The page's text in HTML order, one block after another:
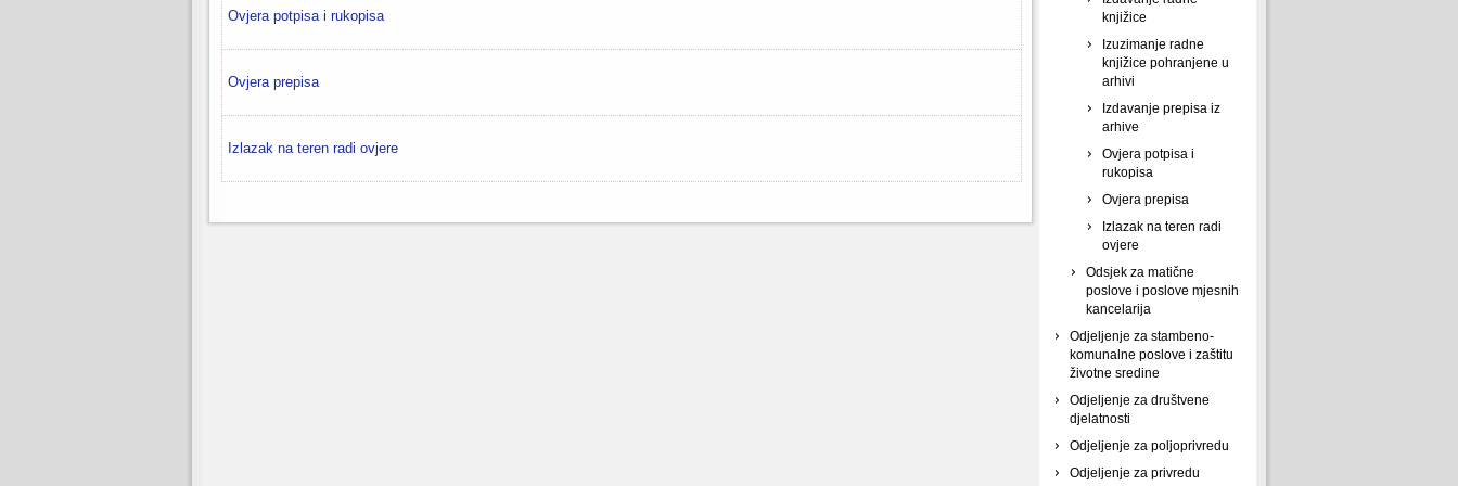
Ovjera potpisa i rukopisa
Ovjera prepisa
Izlazak na teren radi ovjere
knjižice
Izuzimanje radne
knjižice pohranjene u
arhivi
Izdavanje prepisa iz
arhive
Ovjera potpisa i
rukopisa
Ovjera prepisa
Izlazak na teren radi
ovjere
Odsjek za matične
poslove i poslove mjesnih
kancelarija
Odjeljenje za stambeno-
komunalne poslove i zaštitu
životne sredine
Odjeljenje za društvene
djelatnosti
Odjeljenje za poljoprivredu
Odjeljenje za privredu